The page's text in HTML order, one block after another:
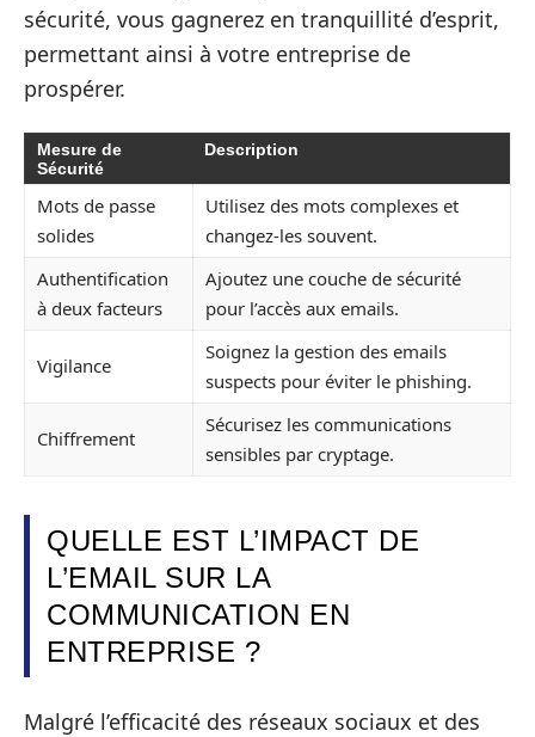
sécurité, vous gagnerez en tranquillité d’esprit,
permettant ainsi à votre entreprise de
prospérer.
Mesure de
Sécurité
Description
Mots de passe
solides
Utilisez des mots complexes et
changez-les souvent.
Authentification
à deux facteurs
Ajoutez une couche de sécurité
pour l’accès aux emails.
Vigilance
Soignez la gestion des emails
suspects pour éviter le phishing.
Chiffrement
Sécurisez les communications
sensibles par cryptage.
QUELLE EST L’IMPACT DE
L’EMAIL SUR LA
COMMUNICATION EN
ENTREPRISE ?
Malgré l’efficacité des réseaux sociaux et des